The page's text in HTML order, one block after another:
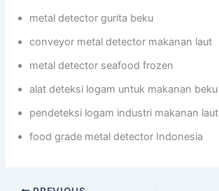
metal detector gurita beku
conveyor metal detector makanan laut
metal detector seafood frozen
alat deteksi logam untuk makanan beku
pendeteksi logam industri makanan laut
food grade metal detector Indonesia